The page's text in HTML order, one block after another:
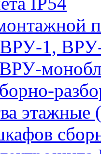
ВРУ-1,
ВРУ-